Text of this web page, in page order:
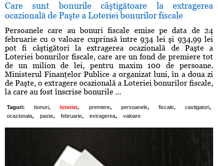
Care sunt bonurile câştigătoare la extragerea
ocazională de Paşte a Loteriei bonurilor fiscale
Persoanele care au bonuri fiscale emise pe data de 24
februarie cu o valoare cuprinsă între 934 lei şi 934,99 lei
pot fi câştigători la extragerea ocazională de Paşte a
Loteriei bonurilor fiscale, care are un fond de premiere tot
de un milion de lei, pentru maxim 100 de persoane.
Ministerul Finanţelor Publice a organizat luni, în a doua zi
de Paşte, o extragere ocazională a Loteriei bonurilor fiscale,
la care au fost înscrise bonurile ...
Taguri: bonuri, loteriei, premiere, persoanele, fiscale, castigatori,
ocazionala, paste, februarie, extragerea, valoare